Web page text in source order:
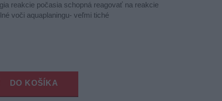
reakcie počasia schopná reagovať na reakcie
voči aquaplaningu- veľmi tiché
DO KOŠÍKA